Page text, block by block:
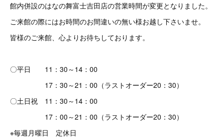
館内併設のはなの舞富士吉田店の営業時間が変更となりました。
ご来館の際にはお時間のお間違いの無い様お越し下さいませ。
皆様のご来館、心よりお待ちしております。
〇平日 11：30～14：00
17：30～21：00（ラストオーダー20：30）
〇土日祝 11：30～14：00
17：00～21：00（ラストオーダー20：30）
※毎週月曜日 定休日